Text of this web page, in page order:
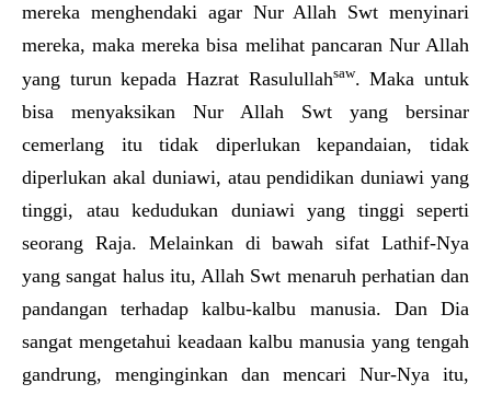
mereka menghendaki agar Nur Allah Swt menyinari
mereka, maka mereka bisa melihat pancaran Nur Allah
yang turun kepada Hazrat Rasulullahsaw. Maka untuk
bisa menyaksikan Nur Allah Swt yang bersinar
cemerlang itu tidak diperlukan kepandaian, tidak
diperlukan akal duniawi, atau pendidikan duniawi yang
tinggi, atau kedudukan duniawi yang tinggi seperti
seorang Raja. Melainkan di bawah sifat Lathif-Nya
yang sangat halus itu, Allah Swt menaruh perhatian dan
pandangan terhadap kalbu-kalbu manusia. Dan Dia
sangat mengetahui keadaan kalbu manusia yang tengah
gandrung, menginginkan dan mencari Nur-Nya itu,